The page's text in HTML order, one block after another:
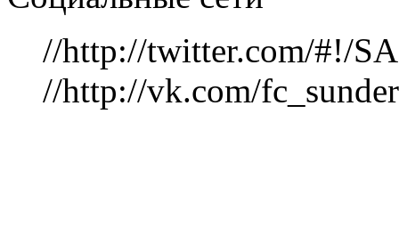
//http://twitter.com/#!/
//http://vk.com/